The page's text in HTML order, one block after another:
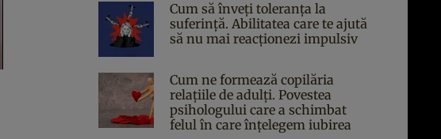
Cum să înveți toleranța la
suferință. Abilitatea care te ajută
să nu mai reacționezi impulsiv
Cum ne formează copilăria
relațiile de adulți. Povestea
psihologului care a schimbat
felul în care înțelegem iubirea